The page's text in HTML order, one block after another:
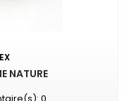
NATURE